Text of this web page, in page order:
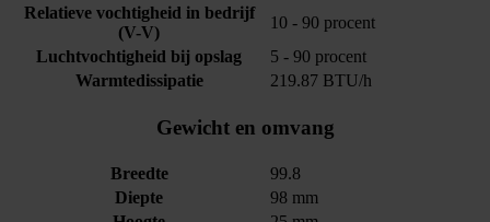
Relatieve vochtigheid in bedrijf
(V-V)
10 - 90 procent
Luchtvochtigheid bij opslag
5 - 90 procent
Warmtedissipatie
219.87 BTU/h
Gewicht en omvang
Breedte
99.8
Diepte
98 mm